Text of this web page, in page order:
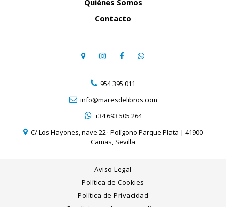
Contacto
954 395 011
info@maresdelibros.com
+34 693 505 264
C/ Los Hayones, nave 22 · Polígono Parque Plata | 41900
Camas, Sevilla
Aviso Legal
Política de Cookies
Política de Privacidad